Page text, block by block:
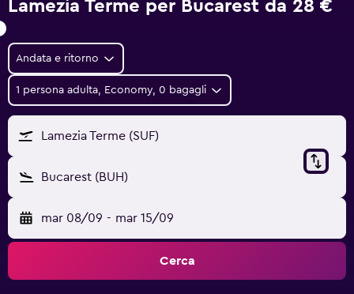
Lamezia Terme per Bucarest da 28 €
Andata e ritorno
1 persona adulta, Economy, 0 bagagli
Lamezia Terme (SUF)
Bucarest (BUH)
mar 08/09 - mar 15/09
Cerca